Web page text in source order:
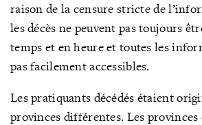
raison de la censure stricte de
les décès ne peuvent pas toujours
temps et en heure et toutes les
pas facilement accessibles.
Les pratiquants décédés étaient
provinces différentes. Les provinces